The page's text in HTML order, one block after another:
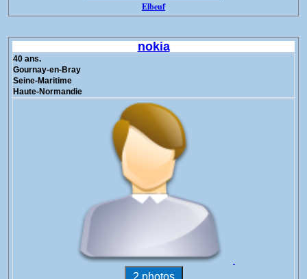
Elbeuf
nokia
40 ans.
Gournay-en-Bray
Seine-Maritime
Haute-Normandie